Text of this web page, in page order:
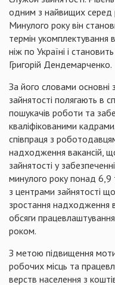
одним з найвищих серед
Минулого року він
термін укомплектування
ніж по Україні і
Григорій Дендемарченко.
За його словами основні
зайнятості полягають в
пошукачів роботи та
кваліфікованими
співпраця з
надходження вакансій,
зайнятості у
минулого року понад 6,9
з центрами зайнятості
зростання надходження
обсяги
роком.
З метою підвищення
робочих місць та
верств населення з